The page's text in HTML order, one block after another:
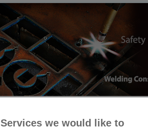
Services we would like to